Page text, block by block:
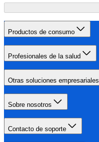
Productos de consumo
Profesionales de la salud
Otras soluciones empresariales
Sobre nosotros
Contacto de soporte